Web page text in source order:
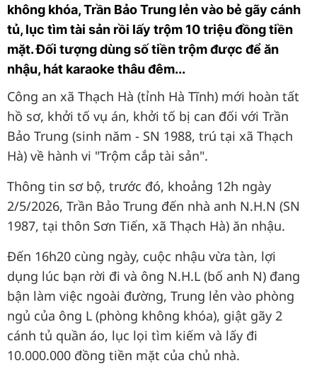
không khóa, Trần Bảo Trung lẻn vào bẻ gãy cánh
tủ, lục tìm tài sản rồi lấy trộm 10 triệu đồng tiền
mặt. Đối tượng dùng số tiền trộm được để ăn
nhậu, hát karaoke thâu đêm...
Công an xã Thạch Hà (tỉnh Hà Tĩnh) mới hoàn tất
hồ sơ, khởi tố vụ án, khởi tố bị can đối với Trần
Bảo Trung (sinh năm - SN 1988, trú tại xã Thạch
Hà) về hành vi "Trộm cắp tài sản".
Thông tin sơ bộ, trước đó, khoảng 12h ngày
2/5/2026, Trần Bảo Trung đến nhà anh N.H.N (SN
1987, tại thôn Sơn Tiến, xã Thạch Hà) ăn nhậu.
Đến 16h20 cùng ngày, cuộc nhậu vừa tàn, lợi
dụng lúc bạn rời đi và ông N.H.L (bố anh N) đang
bận làm việc ngoài đường, Trung lẻn vào phòng
ngủ của ông L (phòng không khóa), giật gãy 2
cánh tủ quần áo, lục lọi tìm kiếm và lấy đi
10.000.000 đồng tiền mặt của chủ nhà.